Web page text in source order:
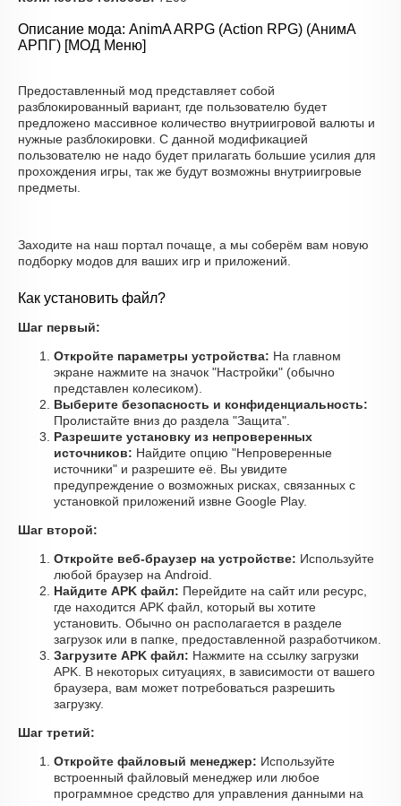
Описание мода: AnimA ARPG (Action RPG) (АнимА
АРПГ) [МОД Меню]
Предоставленный мод представляет собой
разблокированный вариант, где пользователю будет
предложено массивное количество внутриигровой валюты и
нужные разблокировки. С данной модификацией
пользователю не надо будет прилагать большие усилия для
прохождения игры, так же будут возможны внутриигровые
предметы.
Заходите на наш портал почаще, а мы соберём вам новую
подборку модов для ваших игр и приложений.
Как установить файл?
Шаг первый:
Откройте параметры устройства: На главном
экране нажмите на значок "Настройки" (обычно
представлен колесиком).
Выберите безопасность и конфиденциальность:
Пролистайте вниз до раздела "Защита".
Разрешите установку из непроверенных
источников: Найдите опцию "Непроверенные
источники" и разрешите её. Вы увидите
предупреждение о возможных рисках, связанных с
установкой приложений извне Google Play.
Шаг второй:
Откройте веб-браузер на устройстве: Используйте
любой браузер на Android.
Найдите APK файл: Перейдите на сайт или ресурс,
где находится APK файл, который вы хотите
установить. Обычно он располагается в разделе
загрузок или в папке, предоставленной разработчиком.
Загрузите APK файл: Нажмите на ссылку загрузки
APK. В некоторых ситуациях, в зависимости от вашего
браузера, вам может потребоваться разрешить
загрузку.
Шаг третий:
Откройте файловый менеджер: Используйте
встроенный файловый менеджер или любое
программное средство для управления данными на